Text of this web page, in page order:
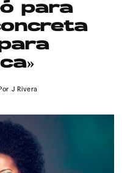
UMO agency. TODOS LOS
para
J Rivera